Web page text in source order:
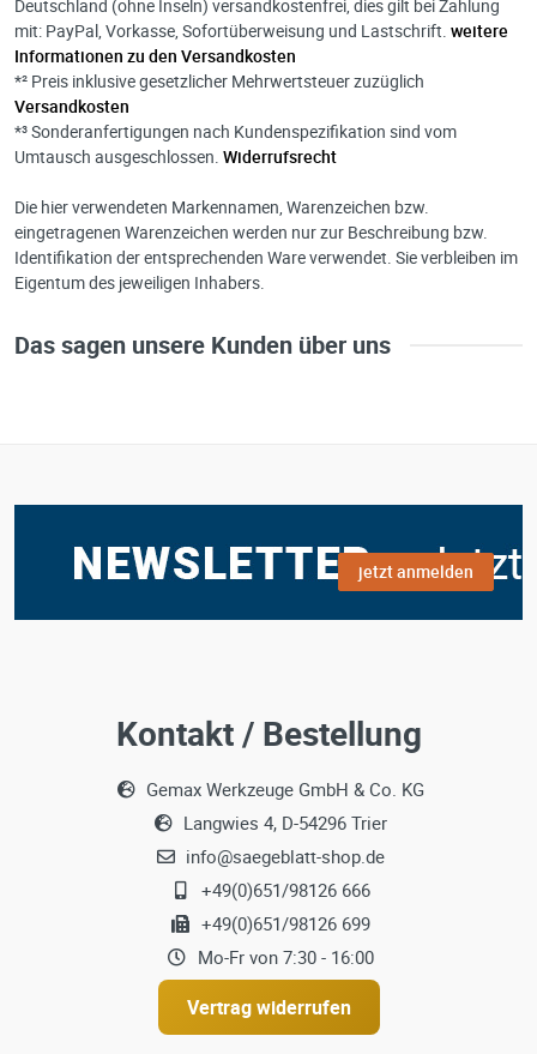
Deutschland (ohne Inseln) versandkostenfrei, dies gilt bei Zahlung
mit: PayPal, Vorkasse, Sofortüberweisung und Lastschrift. weitere
Informationen zu den Versandkosten
*² Preis inklusive gesetzlicher Mehrwertsteuer zuzüglich
Versandkosten
*³ Sonderanfertigungen nach Kundenspezifikation sind vom
Umtausch ausgeschlossen. Widerrufsrecht
Die hier verwendeten Markennamen, Warenzeichen bzw.
eingetragenen Warenzeichen werden nur zur Beschreibung bzw.
Identifikation der entsprechenden Ware verwendet. Sie verbleiben im
Eigentum des jeweiligen Inhabers.
Das sagen unsere Kunden über uns
jetzt anmelden
Kontakt / Bestellung
Gemax Werkzeuge GmbH & Co. KG
Langwies 4, D-54296 Trier
info@saegeblatt-shop.de
+49(0)651/98126 666
+49(0)651/98126 699
Mo-Fr von 7:30 - 16:00
Vertrag widerrufen